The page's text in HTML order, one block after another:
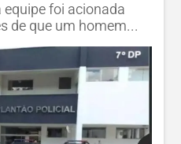
foi acionada
de que um homem...